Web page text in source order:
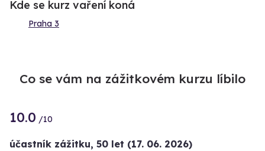
Kde se kurz vaření koná
Praha 3
Co se vám na zážitkovém kurzu líbilo
10.0 /10
účastník zážitku, 50 let (17. 06. 2026)